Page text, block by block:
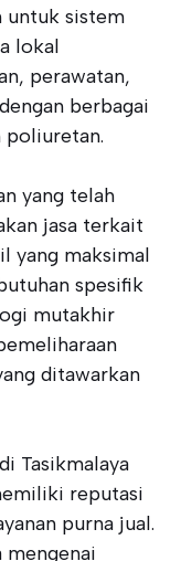
untuk sistem
lokal
perawatan,
berbagai
poliuretan.
yang telah
jasa terkait
yang maksimal
spesifik
mutakhir
ditawarkan
Tasikmalaya
reputasi
purna jual.
mengenai